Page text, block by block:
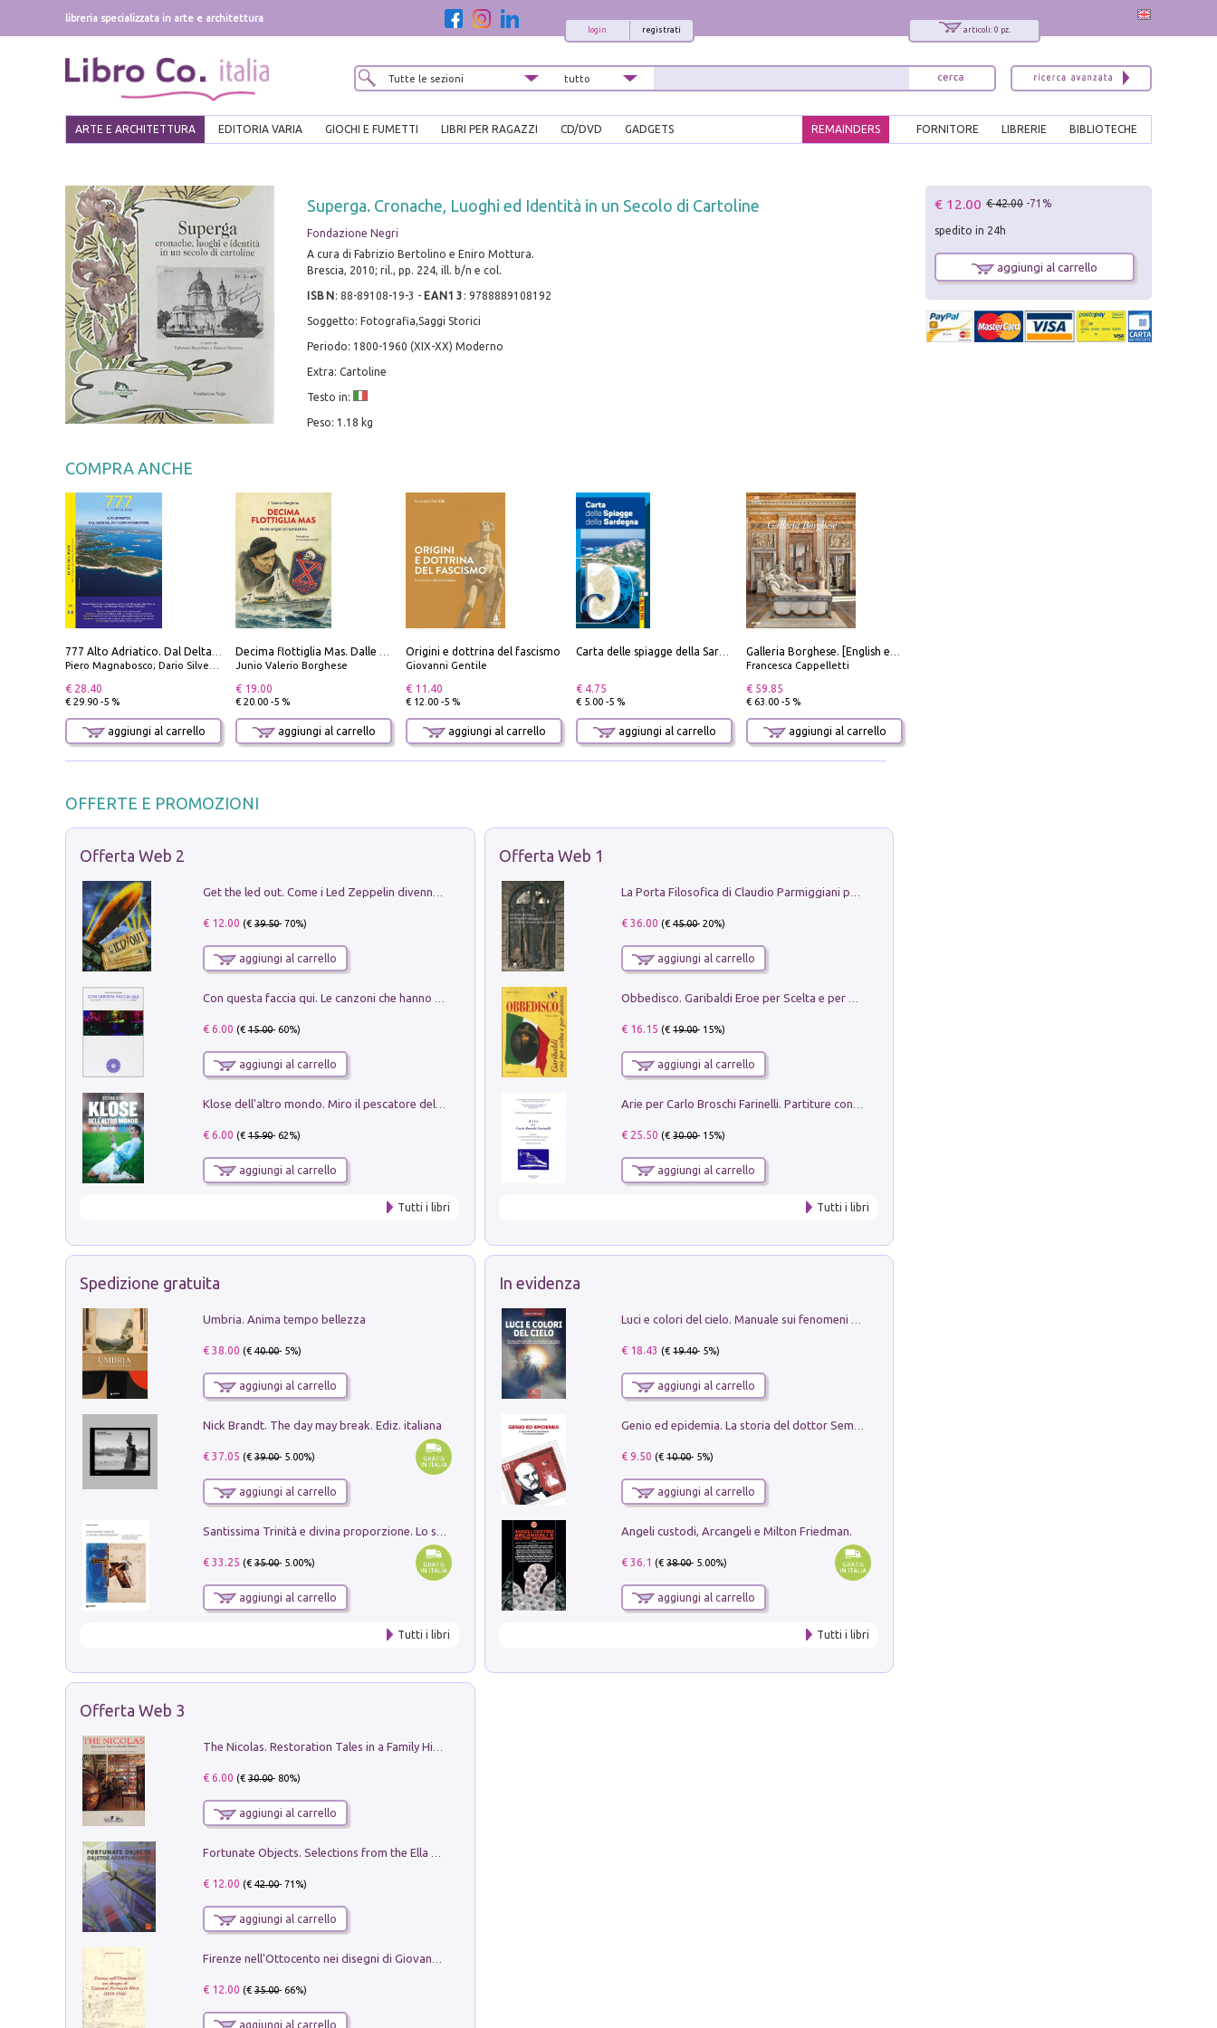
libreria specializzata in arte e architettura
articoli: 0 pz.
registrati
login
ARTE E ARCHITETTURA EDITORIA VARIA GIOCHI E FUMETTI LIBRI PER RAGAZZI CD/DVD GADGETS BIBLIOTECHE
LIBRERIE
FORNITORE
REMAINDERS
Superga. Cronache, Luoghi ed Identità in un Secolo di Cartoline
Fondazione Negri
A cura di Fabrizio Bertolino e Eniro Mottura.
Brescia, 2010; ril., pp. 224, ill. b/n e col.
ISBN : 88-89108-19-3 - EAN13 : 9788889108192
Soggetto: Fotografia,Saggi Storici
Periodo: 1800-1960 (XIX-XX) Moderno
Extra: Cartoline
Testo in:
Peso: 1.18 kg
COMPRA ANCHE
Piero Magnabosco; Dario Silvestro; Marco Sbrizzi
€ 28.40
€ 29.90 -5 %
aggiungi al carrello
Junio Valerio Borghese
€ 19.00
€ 20.00 -5 %
aggiungi al carrello
Origini e dottrina del fascismo
Giovanni Gentile
€ 11.40
€ 12.00 -5 %
aggiungi al carrello
€ 4.75
€ 5.00 -5 %
aggiungi al carrello
Francesca Cappelletti
€ 59.85
€ 63.00 -5 %
aggiungi al carrello
OFFERTE E PROMOZIONI
Offerta Web 2
€ 12.00 (€39.50- 70%)
aggiungi al carrello
€ 6.00 (€15.00- 60%)
aggiungi al carrello
Klose dell'altro mondo. Miro il pescatore del goal
€ 6.00 (€15.90- 62%)
aggiungi al carrello
Tutti i libri
Offerta Web 1
€ 36.00 (€45.00- 20%)
aggiungi al carrello
€ 16.15 (€19.00- 15%)
aggiungi al carrello
€ 25.50 (€30.00- 15%)
aggiungi al carrello
Tutti i libri
Spedizione gratuita
Umbria. Anima tempo bellezza
€ 38.00 (€40.00- 5%)
aggiungi al carrello
Nick Brandt. The day may break. Ediz. italiana
€ 37.05 (€39.00- 5.00%)
aggiungi al carrello
€ 33.25 (€35.00- 5.00%)
aggiungi al carrello
Tutti i libri
In evidenza
€ 18.43 (€19.40- 5%)
aggiungi al carrello
€ 9.50 (€10.00- 5%)
aggiungi al carrello
Angeli custodi, Arcangeli e Milton Friedman.
€ 36.1 (€38.00- 5.00%)
aggiungi al carrello
Tutti i libri
Offerta Web 3
€ 6.00 (€30.00- 80%)
aggiungi al carrello
€ 12.00 (€42.00- 71%)
aggiungi al carrello
€ 12.00 (€35.00- 66%)
aggiungi al carrello
€ 12.00 € 42.00 -71%
spedito in 24h
aggiungi al carrello
x
Interessato ai nostri libri?
Sarai informato delle nostre novità, potrai
comunque cancellarti quando desideri.
modulo di iscrizione